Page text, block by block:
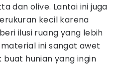
dan olive. Lantai ini juga
kecil karena
ilusi ruang yang lebih
ini sangat awet
hunian yang ingin